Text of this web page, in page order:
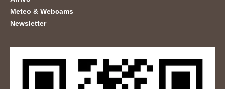
Meteo & Webcams
Newsletter